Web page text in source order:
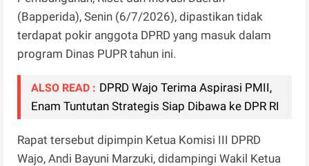
(Bapperida), Senin (6/7/2026), dipastikan tidak
terdapat pokir anggota DPRD yang masuk dalam
program Dinas PUPR tahun ini.
ALSO READ : DPRD Wajo Terima Aspirasi PMII,
Enam Tuntutan Strategis Siap Dibawa ke DPR RI
Rapat tersebut dipimpin Ketua Komisi III DPRD
Wajo, Andi Bayuni Marzuki, didampingi Wakil Ketua